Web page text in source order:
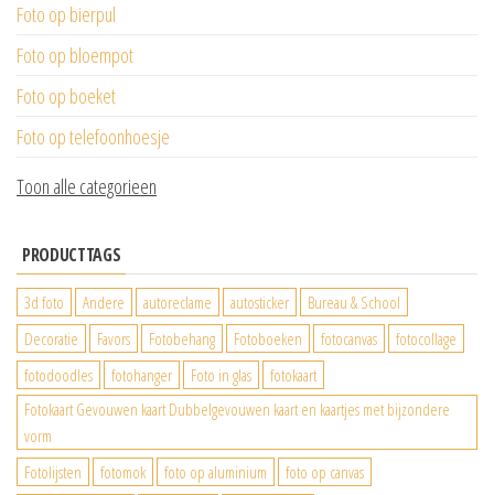
Foto op bierpul
Foto op bloempot
Foto op boeket
Foto op telefoonhoesje
Toon alle categorieen
PRODUCTTAGS
3d foto Andere autoreclame autosticker
Bureau & School
Decoratie
Favors Fotobehang Fotoboeken fotocanvas
fotocollage
fotodoodles
fotohanger Foto in glas
fotokaart
Fotokaart Gevouwen kaart Dubbelgevouwen kaart en kaartjes met bijzondere
vorm
Fotolijsten
fotomok foto op aluminium
foto op canvas